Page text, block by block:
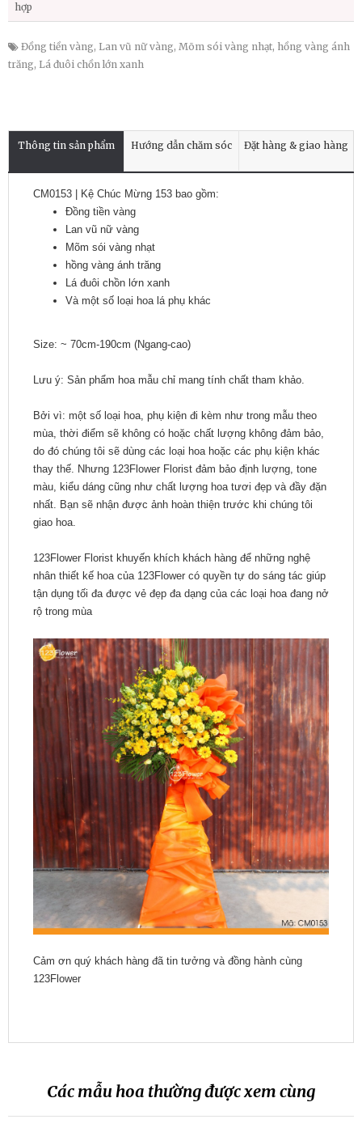
hợp
Đồng tiền vàng, Lan vũ nữ vàng, Mõm sói vàng nhạt, hồng vàng ánh
trăng, Lá đuôi chồn lớn xanh
Thông tin sản phẩm Hướng dẫn chăm sóc Đặt hàng & giao hàng
CM0153 | Kệ Chúc Mừng 153 bao gồm:
Đồng tiền vàng
Lan vũ nữ vàng
Mõm sói vàng nhạt
hồng vàng ánh trăng
Lá đuôi chồn lớn xanh
Và một số loại hoa lá phụ khác
Size: ~ 70cm-190cm (Ngang-cao)
Lưu ý: Sản phẩm hoa mẫu chỉ mang tính chất tham khảo.
Bởi vì: một số loại hoa, phụ kiện đi kèm như trong mẫu theo
mùa, thời điểm sẽ không có hoặc chất lượng không đảm bảo,
do đó chúng tôi sẽ dùng các loại hoa hoặc các phụ kiện khác
thay thế. Nhưng 123Flower Florist đảm bảo định lượng, tone
màu, kiểu dáng cũng như chất lượng hoa tươi đẹp và đầy đặn
nhất. Bạn sẽ nhận được ảnh hoàn thiện trước khi chúng tôi
giao hoa.
123Flower Florist khuyến khích khách hàng để những nghệ
nhân thiết kế hoa của 123Flower có quyền tự do sáng tác giúp
tận dụng tối đa được vẻ đẹp đa dạng của các loại hoa đang nở
rộ trong mùa
Cảm ơn quý khách hàng đã tin tưởng và đồng hành cùng
123Flower
Các mẫu hoa thường được xem cùng